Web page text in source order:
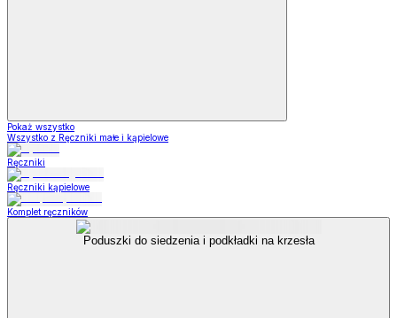
Pokaż wszystko
Wszystko z Ręczniki małe i kąpielowe
Ręczniki
Ręczniki kąpielowe
Komplet ręczników
Poduszki do siedzenia i podkładki na krzesła